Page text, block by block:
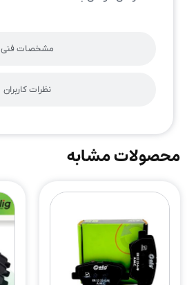
مشخصات فنی
نظرات کاربران
محصولات مشابه